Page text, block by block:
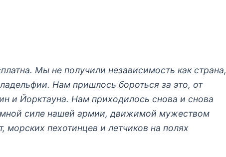
Мы не получили независимость как страна,
Нам пришлось бороться за это, от
и Йорктауна. Нам приходилось снова и снова
силе нашей армии, движимой мужеством
морских пехотинцев и летчиков на полях